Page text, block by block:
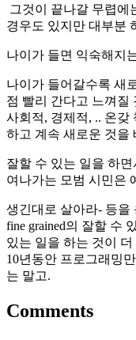
그것이 끝나갈 무렵에
경우도 있지만 대부분
나이가 들면 익숙해지
나이가 들어갈수록 새
점 빨리 간다고 느껴질
사회적, 경제적, .. 온갖
하고 계속 새로운 것을
잘할 수 있는 일을 하
여나가는 모범 시민은
생긴대로 살아라- 등을
fine grained의 잘할 수
있는 일을 하는 것이
10년동안 프로그래밍
는 말고.
Comments